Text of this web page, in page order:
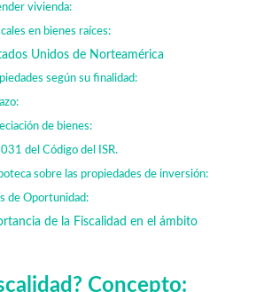
vivienda:
en bienes raíces:
Unidos de Norteamérica
según su finalidad:
de bienes:
del Código del ISR.
sobre las propiedades de inversión:
de Oportunidad:
de la Fiscalidad en el ámbito
Concepto: